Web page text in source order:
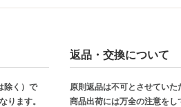
除く）で
ります。
返品・交換について
原則返品は不可とさせていた
商品出荷には万全の注意をし